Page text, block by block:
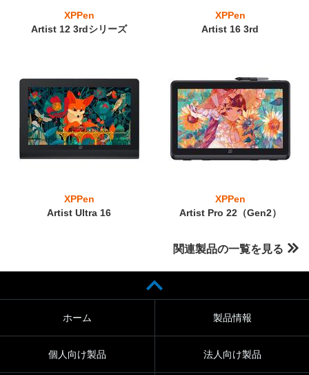
XPPen
Artist 12 3rdシリーズ
XPPen
Artist 16 3rd
XPPen
Artist Ultra 16
XPPen
Artist Pro 22（Gen2）
関連製品の一覧を見る
ホーム 製品情報
個人向け製品 法人向け製品